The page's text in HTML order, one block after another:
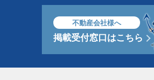
不動産会社様へ
掲載受付窓口はこちら